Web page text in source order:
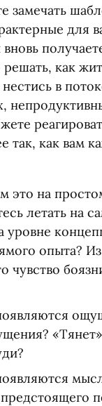
замечать
для
вновь
как
в
так, как вам
это на
летать на
уровне
опыта?
чувство